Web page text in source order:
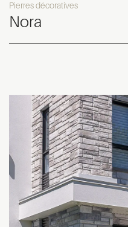
Pierres décoratives
Nora